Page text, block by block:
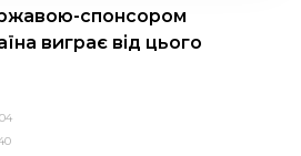
спонсором
виграє від цього